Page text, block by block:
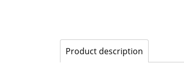
Product description